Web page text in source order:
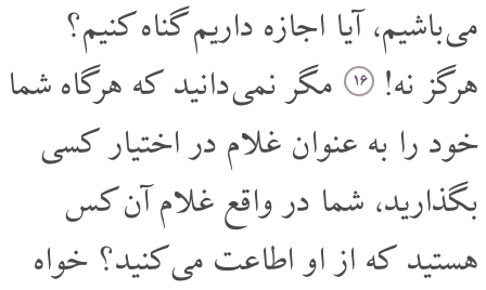
می باشیم، آیا اجازه داریم گناه کنیم؟
هرگز نه!
۱۶ مگر نمی دانید که هرگاه شما
خود را به عنوان غلام در اختیار کسی
بگذارید، شما در واقع غلام آن کس
هستید که از او اطاعت می کنید؟ خواه